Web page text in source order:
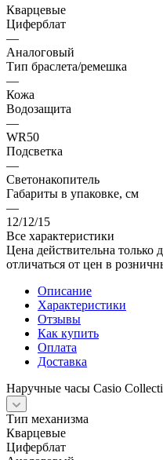
Кварцевые
Циферблат
—
Аналоговый
Тип браслета/ремешка
—
Кожа
Водозащита
—
WR50
Подсветка
—
Светонакопитель
Габариты в упаковке, см
—
12/12/15
Все характеристики
Цена действительна только
отличаться от цен в
Описание
Характеристики
Отзывы
Как купить
Оплата
Доставка
Наручные часы Casio
Тип механизма
Кварцевые
Циферблат